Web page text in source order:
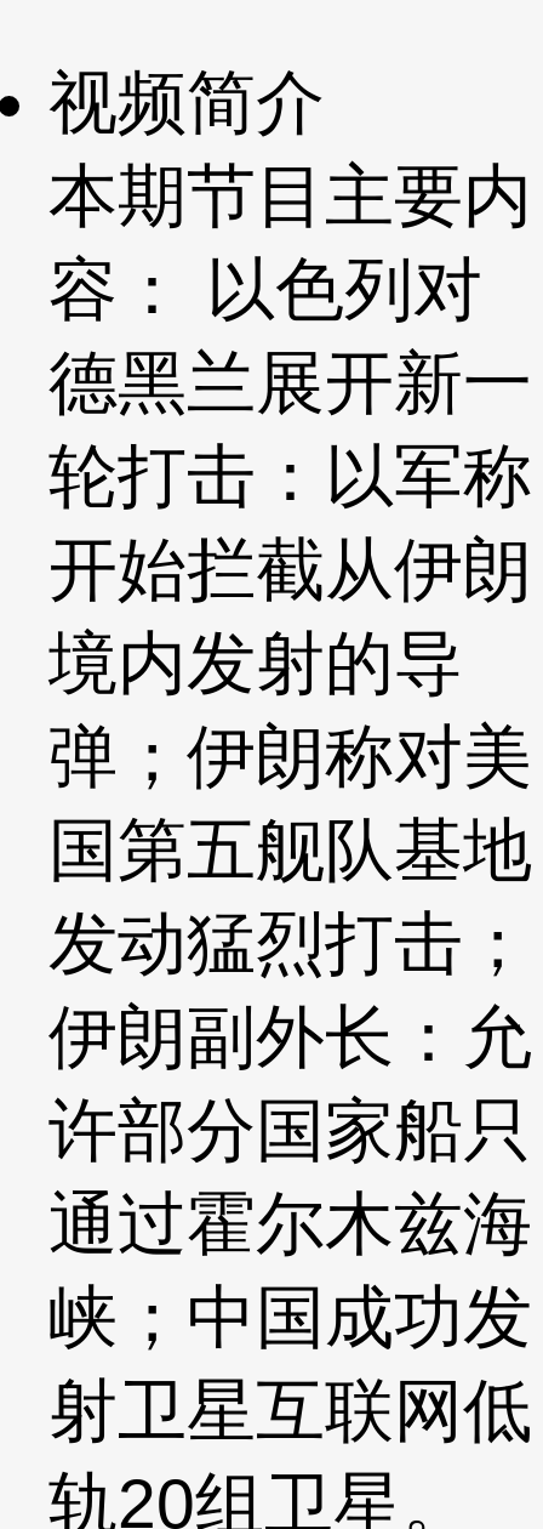
视频简介
本期节目主要内
容： 以色列对
德黑兰展开新一
轮打击：以军称
开始拦截从伊朗
境内发射的导
弹；伊朗称对美
国第五舰队基地
发动猛烈打击；
伊朗副外长：允
许部分国家船只
通过霍尔木兹海
峡；中国成功发
射卫星互联网低
轨20组卫星。